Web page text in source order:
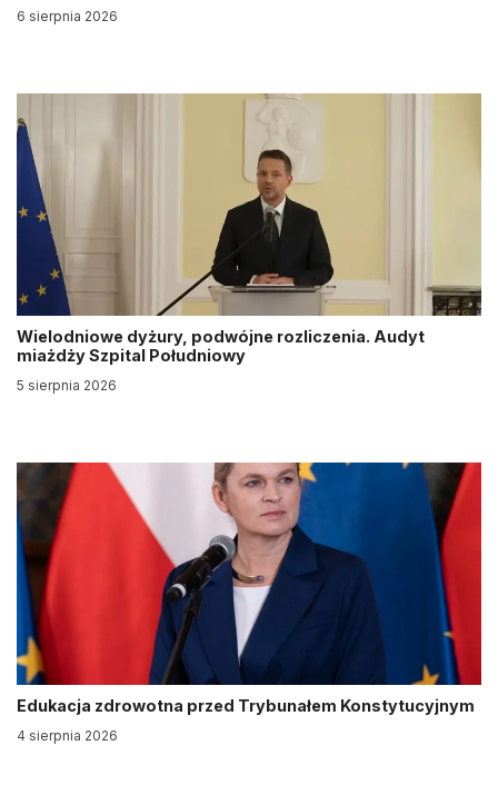
6 sierpnia 2026
Wielodniowe dyżury, podwójne rozliczenia. Audyt
miażdży Szpital Południowy
5 sierpnia 2026
Edukacja zdrowotna przed Trybunałem Konstytucyjnym
4 sierpnia 2026